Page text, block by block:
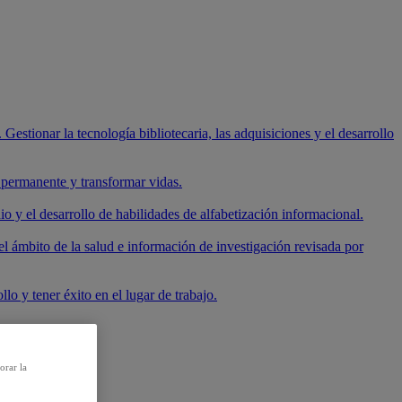
la tecnología bibliotecaria, las adquisiciones y el desarrollo
y transformar vidas.
y el desarrollo de habilidades de alfabetización informacional.
ámbito de la salud e información de investigación revisada por
y tener éxito en el lugar de trabajo.
la